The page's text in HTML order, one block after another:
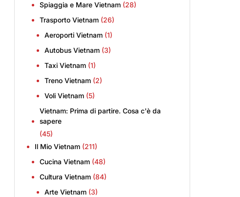
Spiaggia e Mare Vietnam (28)
Trasporto Vietnam (26)
Aeroporti Vietnam (1)
Autobus Vietnam (3)
Taxi Vietnam (1)
Treno Vietnam (2)
Voli Vietnam (5)
Vietnam: Prima di partire. Cosa c'è da
sapere
(45)
Il Mio Vietnam (211)
Cucina Vietnam (48)
Cultura Vietnam (84)
Arte Vietnam (3)